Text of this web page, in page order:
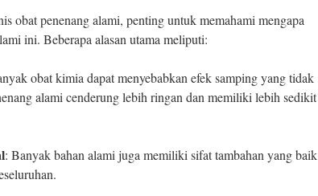
obat penenang alami, penting untuk memahami mengapa
ini. Beberapa alasan utama meliputi:
obat kimia dapat menyebabkan efek samping yang tidak
alami cenderung lebih ringan dan memiliki lebih sedikit
: Banyak bahan alami juga memiliki sifat tambahan yang baik